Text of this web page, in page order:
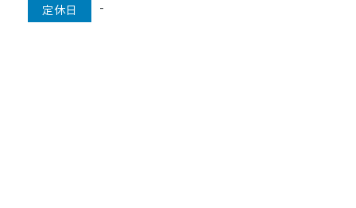
定休日 -